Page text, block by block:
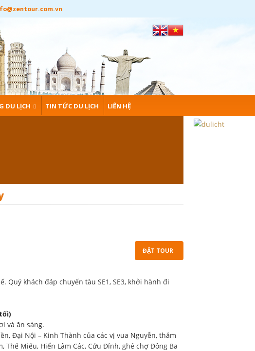
DU LỊCH TIN TỨC DU LỊCH LIÊN HỆ
ĐẶT TOUR
khách đáp chuyến tàu SE1, SE3, khởi hành đi
và ăn sáng.
Đại Nội – Kinh Thành của các vị vua Nguyễn, thăm
Thế Miếu, Hiển Lâm Các, Cửu Đỉnh, ghé chợ Đông Ba